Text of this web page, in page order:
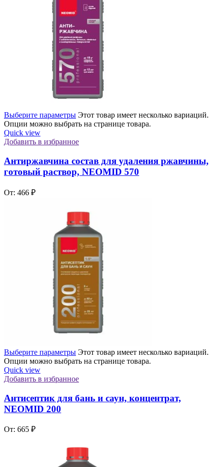
Выберите параметры Этот товар имеет несколько вариаций.
Опции можно выбрать на странице товара.
Quick view
Добавить в избранное
Антиржавчина состав для удаления ржавчины,
готовый раствор, NEOMID 570
От: 466 ₽
Выберите параметры Этот товар имеет несколько вариаций.
Опции можно выбрать на странице товара.
Quick view
Добавить в избранное
Антисептик для бань и саун, концентрат,
NEOMID 200
От: 665 ₽